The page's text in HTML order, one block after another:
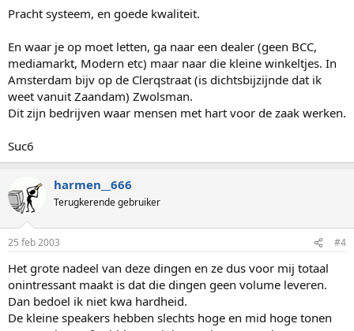
Pracht systeem, en goede kwaliteit.
En waar je op moet letten, ga naar een dealer (geen BCC,
mediamarkt, Modern etc) maar naar die kleine winkeltjes. In
Amsterdam bijv op de Clerqstraat (is dichtsbijzijnde dat ik
weet vanuit Zaandam) Zwolsman.
Dit zijn bedrijven waar mensen met hart voor de zaak werken.
Suc6
harmen__666
Terugkerende gebruiker
25 feb 2003 #4
Het grote nadeel van deze dingen en ze dus voor mij totaal
onintressant maakt is dat die dingen geen volume leveren.
Dan bedoel ik niet kwa hardheid.
De kleine speakers hebben slechts hoge en mid hoge tonen